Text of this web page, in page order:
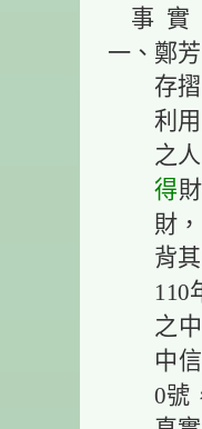
事 實
一、鄭
存
利
之
得
財
背
110
之
中
0號